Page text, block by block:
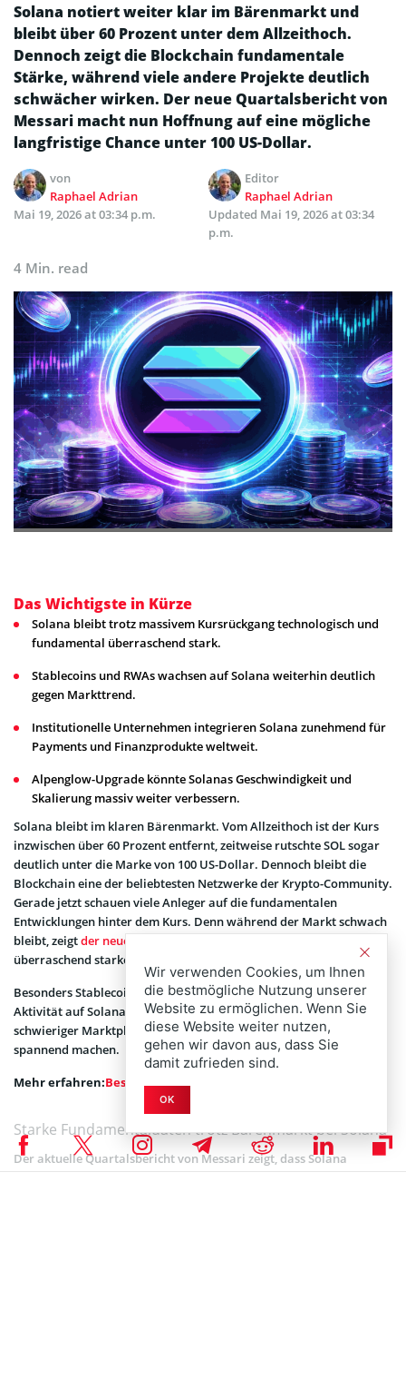
Solana notiert weiter klar im Bärenmarkt und
bleibt über 60 Prozent unter dem Allzeithoch.
Dennoch zeigt die Blockchain fundamentale
Stärke, während viele andere Projekte deutlich
schwächer wirken. Der neue Quartalsbericht von
Messari macht nun Hoffnung auf eine mögliche
langfristige Chance unter 100 US-Dollar.
von
Raphael Adrian
Editor
Raphael Adrian
Mai 19, 2026 at 03:34 p.m.
Updated Mai 19, 2026 at 03:34
p.m.
4 Min. read
Das Wichtigste in Kürze
Solana bleibt trotz massivem Kursrückgang technologisch und
fundamental überraschend stark.
Stablecoins und RWAs wachsen auf Solana weiterhin deutlich
gegen Markttrend.
Institutionelle Unternehmen integrieren Solana zunehmend für
Payments und Finanzprodukte weltweit.
Alpenglow-Upgrade könnte Solanas Geschwindigkeit und
Skalierung massiv weiter verbessern.
Solana bleibt im klaren Bärenmarkt. Vom Allzeithoch ist der Kurs
inzwischen über 60 Prozent entfernt, zeitweise rutschte SOL sogar
deutlich unter die Marke von 100 US-Dollar. Dennoch bleibt die
Blockchain eine der beliebtesten Netzwerke der Krypto-Community.
Gerade jetzt schauen viele Anleger auf die fundamentalen
Entwicklungen hinter dem Kurs. Denn während der Markt schwach
bleibt, zeigtder neue Quartalsbericht von Messari
überraschend starke Trends.
Besonders Stablecoins, Real-World-Assets und die wirtschaftliche
Aktivität auf Solana entwickeln sich weiterhin robust – trotz
schwieriger Marktphase. Genau das könnte Solana langfristig
spannend machen.
Mehr erfahren:Beste Krypto-Presales in 2026
Starke Fundamentaldaten trotz Bärenmarkt bei Solana
Der aktuelle Quartalsbericht von Messari zeigt, dass Solana
Wir verwenden Cookies, um Ihnen
die bestmögliche Nutzung unserer
Website zu ermöglichen. Wenn Sie
diese Website weiter nutzen,
gehen wir davon aus, dass Sie
damit zufrieden sind.
OK